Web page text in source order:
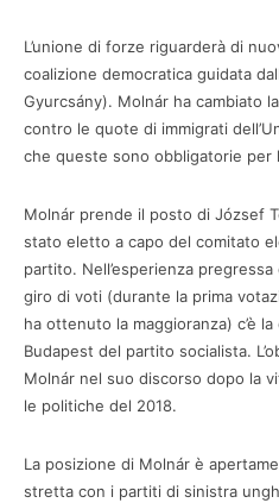
L’unione di forze riguarderà di
coalizione democratica guidata
Gyurcsány). Molnár ha cambiato
contro le quote di immigrati
che queste sono obbligatorie per
Molnár prende il posto di József
stato eletto a capo del comitato
partito. Nell’esperienza
giro di voti (durante la prima
ha ottenuto la maggioranza) c’è
Budapest del partito socialista.
Molnár nel suo discorso dopo la
le politiche del 2018.
La posizione di Molnár è
stretta con i partiti di sinistra